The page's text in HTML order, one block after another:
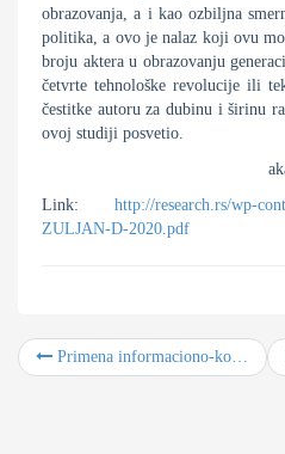
obrazovanja, a i kao ozbiljna
politika, a ovo je nalaz koji ovu
broju aktera u obrazovanju
četvrte tehnološke revolucije ili
čestitke autoru za dubinu i širinu
ovoj studiji posvetio.
Link: http://research.rs/wp-
ZULJAN-D-2020.pdf
Primena informaciono-komunikacionih tehnologija u vaspitno-obrazovnom radu